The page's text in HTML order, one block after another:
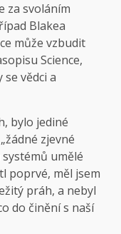
za svoláním
Blakea
může vzbudit
Science,
vědci a
bylo jediné
zjevné
umělé
poprvé, měl jsem
práh, a nebyl
do činění s naší